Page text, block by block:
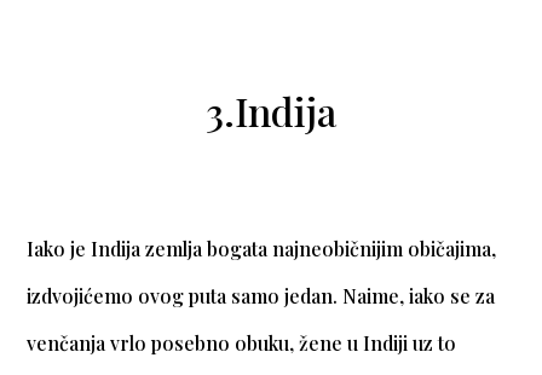
3.Indija
Iako je Indija zemlja bogata najneobičnijim običajima,
izdvojićemo ovog puta samo jedan. Naime, iako se za
venčanja vrlo posebno obuku, žene u Indiji uz to